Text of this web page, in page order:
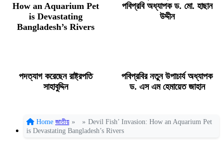
How an Aquarium Pet
is Devastating
Bangladesh’s Rivers
পবিপ্রবি অধ্যাপক ড. মো. হাছান
উদ্দীন
পদত্যাগ করেছেন রাষ্ট্রপতি
সাহাবুদ্দিন
পবিপ্রবির নতুন উপাচার্য অধ্যাপক
ড. এস এম হেমায়েত জাহান
Home জাতীয় » » Devil Fish’ Invasion: How an Aquarium Pet
is Devastating Bangladesh’s Rivers